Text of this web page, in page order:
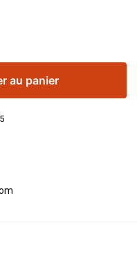
au panier